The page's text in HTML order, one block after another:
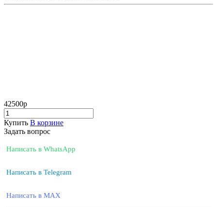
42500р
Купить В корзине
Задать вопрос
Написать в WhatsApp
Написать в Telegram
Написать в MAX